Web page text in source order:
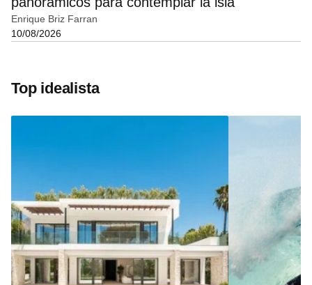
Enrique Briz Farran
10/08/2026
Top idealista